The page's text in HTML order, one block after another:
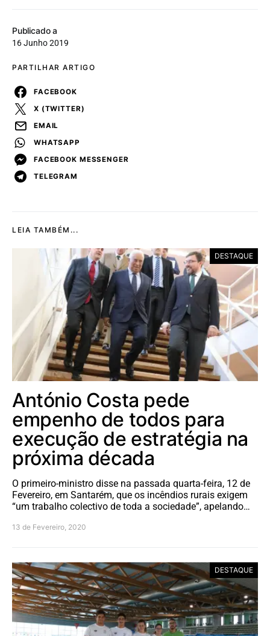
Publicado a
16 Junho 2019
PARTILHAR ARTIGO
FACEBOOK
X (TWITTER)
EMAIL
WHATSAPP
FACEBOOK MESSENGER
TELEGRAM
LEIA TAMBÉM...
DESTAQUE
António Costa pede
empenho de todos para
execução de estratégia na
próxima década
O primeiro-ministro disse na passada quarta-feira, 12 de
Fevereiro, em Santarém, que os incêndios rurais exigem
“um trabalho colectivo de toda a sociedade”, apelando…
13 de Fevereiro, 2020
DESTAQUE